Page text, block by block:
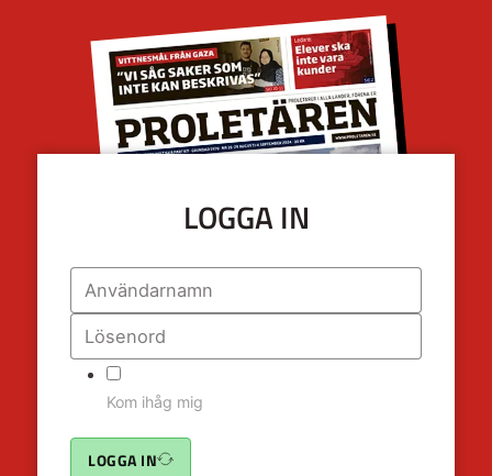
LOGGA IN
Kom ihåg mig
LOGGA IN